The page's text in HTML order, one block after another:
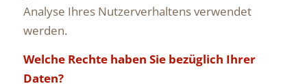
Analyse Ihres Nutzerverhaltens verwendet
werden.
Welche Rechte haben Sie bezüglich Ihrer
Daten?